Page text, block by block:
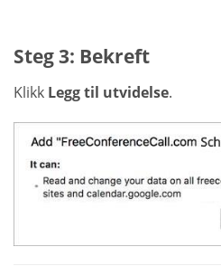
Steg 3: Bekreft
Klikk Legg til utvidelse.